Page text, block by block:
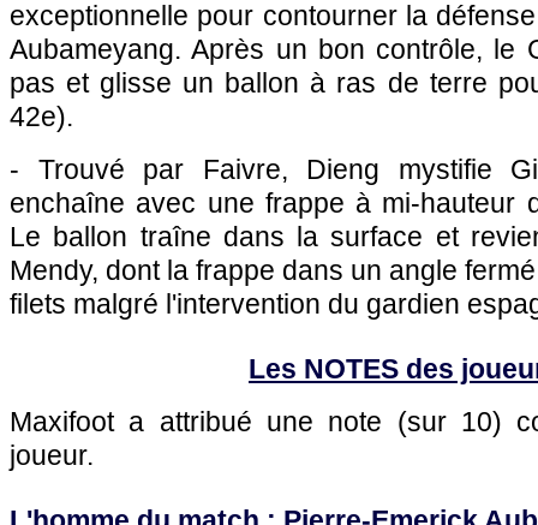
exceptionnelle pour contourner la
Aubameyang. Après un bon contrôle, le
pas et glisse un ballon à ras de terre
42e).
- Trouvé par Faivre, Dieng mystifie
enchaîne avec une frappe à mi-hauteur
Le ballon traîne dans la surface et
Mendy, dont la frappe dans un angle
filets malgré l'intervention du gardien
Les NOTES des
Maxifoot a attribué une note (sur 10)
joueur.